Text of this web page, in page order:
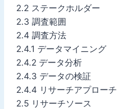
2.2 ステークホルダー
2.3 調査範囲
2.4 調査方法
2.4.1 データマイニング
2.4.2 データ分析
2.4.3 データの検証
2.4.4 リサーチアプローチ
2.5 リサーチソース